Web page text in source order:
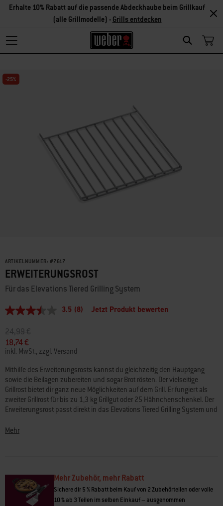
Search
Erhalte 10% Rabatt auf die passende Abdeckhaube beim Grillkauf
(alle Grillmodelle) - Grills entdecken
-25%
ARTIKELNUMMER: #7617
ERWEITERUNGSROST
Für das Elevations Tiered Grilling System
3.5
5
Sternen,
Durchschnittswert
der
Read
8
Reviews.
Link
auf
derselben
3.5 (8) Jetzt Produkt bewerten
Preis reduziert von
24,99 €auf
18,74 €
inkl. MwSt., zzgl. Versand
Mithilfe des Erweiterungsrosts kannst du gleichzeitig den Hauptgang
sowie die Beilagen zubereiten und sogar Brot rösten. Der vielseitige
Grillrost bietet dir ganz neue Möglichkeiten auf dem Grill. Er fungiert als
zweiter Grillrost für bis zu 1,3 kg Grillgut oder 25 Hähnchenschenkel. Der
Erweiterungsrost passt direkt in das Elevations Tiered Grilling System und
Mehr
Mehr Zubehör, mehr Rabatt
Sichere dir 5 % Rabatt beim Kauf von 2 Zubehörteilen oder volle
10 % ab 3 Teilen im selben Einkauf – ausgenommen